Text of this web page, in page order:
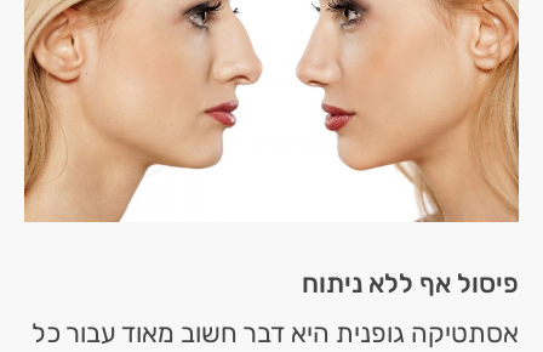
פיסול אף ללא ניתוח
אסתטיקה גופנית היא דבר חשוב מאוד עבור כל